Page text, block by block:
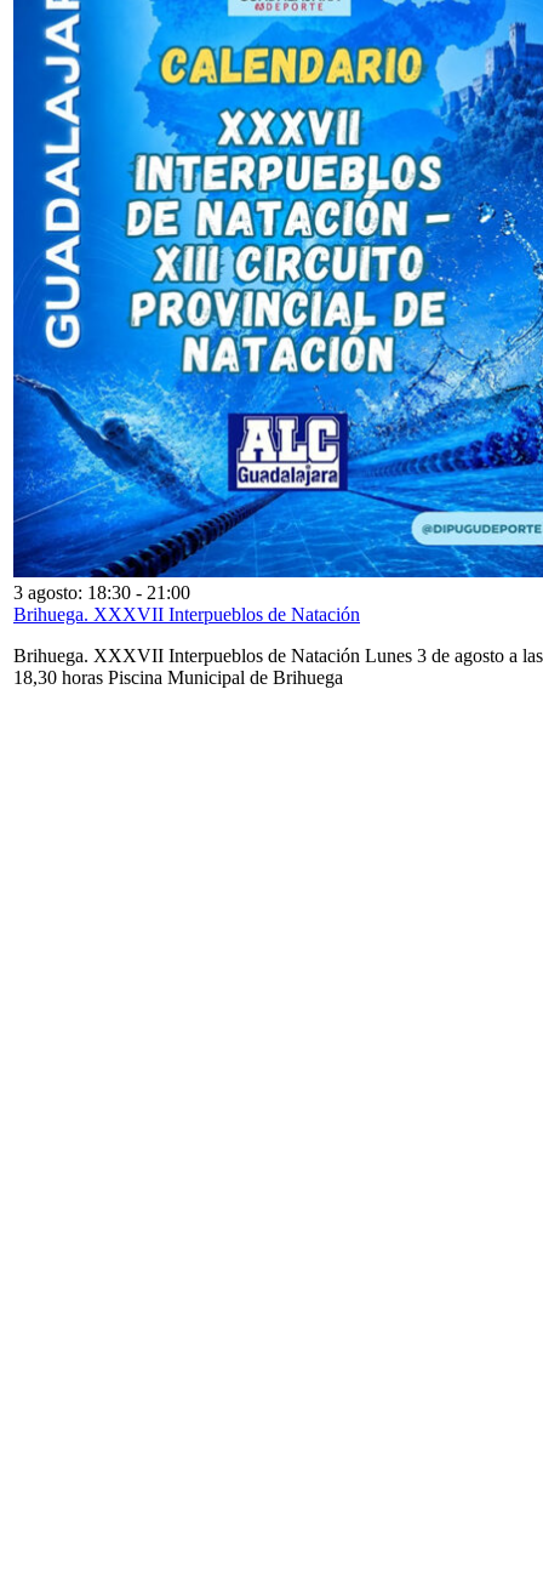
3 agosto: 18:30 - 21:00
Brihuega. XXXVII Interpueblos de Natación
Brihuega. XXXVII Interpueblos de Natación Lunes 3 de agosto a las
18,30 horas Piscina Municipal de Brihuega